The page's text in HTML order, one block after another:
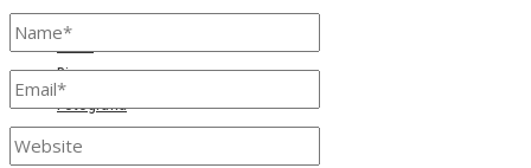
Inicio
Bio
Fotografía
Contacto